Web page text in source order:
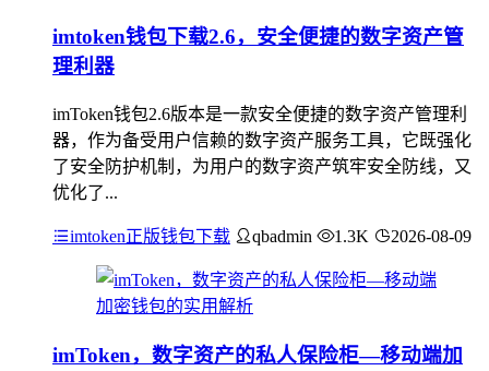
imtoken钱包下载2.6，安全便捷的数字资产管
理利器
imToken钱包2.6版本是一款安全便捷的数字资产管理利
器，作为备受用户信赖的数字资产服务工具，它既强化
了安全防护机制，为用户的数字资产筑牢安全防线，又
优化了...
imtoken正版钱包下载 qbadmin 1.3K 2026-08-09
imToken，数字资产的私人保险柜—移动端加